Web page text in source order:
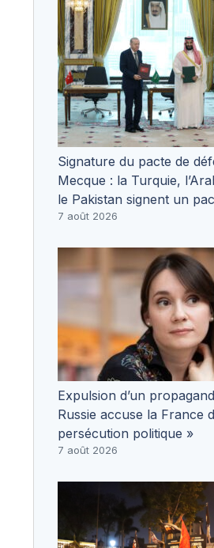
Signature du pacte de
Mecque : la Turquie,
le Pakistan signent un
7 août 2026
Expulsion d’un
Russie accuse la France
persécution politique »
7 août 2026